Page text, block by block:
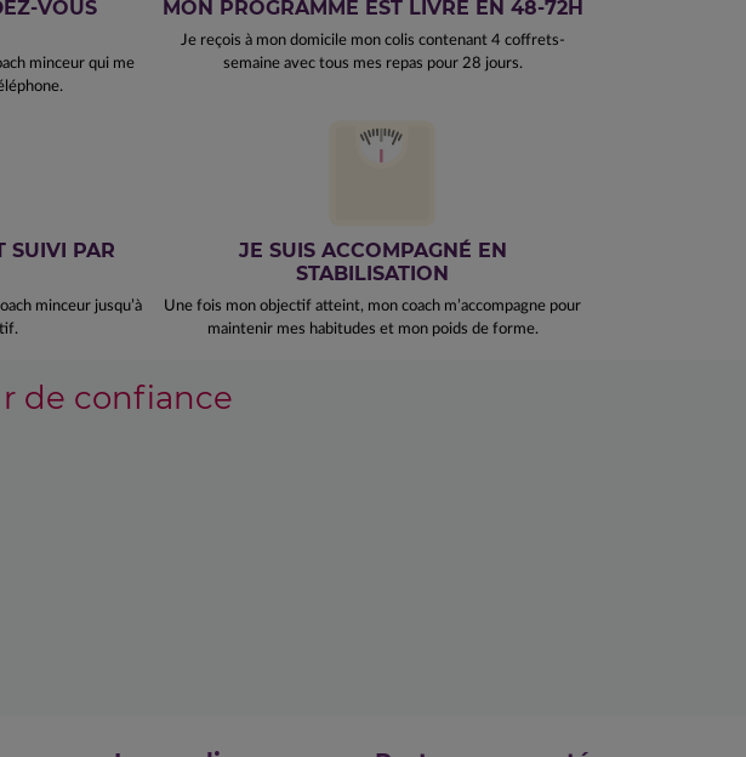
VOUS
minceur qui me
MON PROGRAMME EST LIVRÉ EN 48-72H
Je reçois à mon domicile mon colis contenant 4 coffrets-
semaine avec tous mes repas pour 28 jours.
SUIVI PAR
minceur jusqu’à
JE SUIS ACCOMPAGNÉ EN
STABILISATION
Une fois mon objectif atteint, mon coach m’accompagne pour
maintenir mes habitudes et mon poids de forme.
de confiance